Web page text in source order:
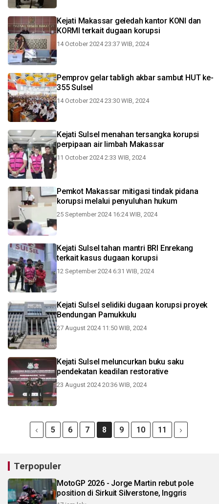
Kejati Makassar geledah kantor KONI dan
KORMI terkait dugaan korupsi
14 October 2024 23:37 WIB, 2024
Pemprov gelar tabligh akbar sambut HUT ke-
355 Sulsel
14 October 2024 23:30 WIB, 2024
Kejati Sulsel menahan tersangka korupsi
perpipaan air limbah Makassar
11 October 2024 2:33 WIB, 2024
Pemkot Makassar mitigasi tindak pidana
korupsi melalui penyuluhan hukum
25 September 2024 16:24 WIB, 2024
Kejati Sulsel tahan mantri BRI Enrekang
terkait kasus dugaan korupsi
12 September 2024 6:31 WIB, 2024
Kejati Sulsel selidiki dugaan korupsi proyek
Bendungan Pamukkulu
27 August 2024 11:50 WIB, 2024
Kejati Sulsel meluncurkan buku saku
pendekatan keadilan restorative
23 August 2024 20:36 WIB, 2024
5 6 7 8 9 10 11
Terpopuler
MotoGP 2026 - Jorge Martin rebut pole
position di Sirkuit Silverstone, Inggris